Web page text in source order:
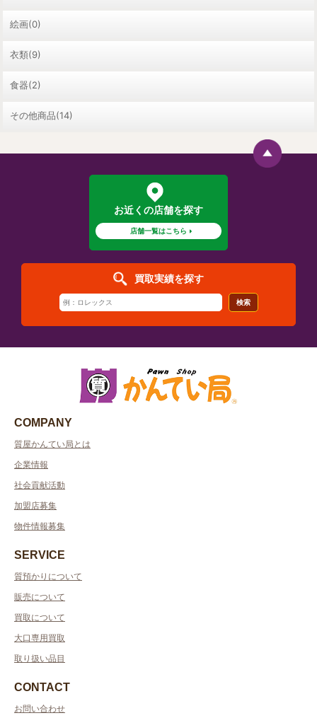
絵画(0)
衣類(9)
食器(2)
その他商品(14)
お近くの店舗を探す
店舗一覧はこちら
買取実績を探す
検索
COMPANY
質屋かんてい局とは
企業情報
社会貢献活動
加盟店募集
物件情報募集
SERVICE
質預かりについて
販売について
買取について
大口専用買取
取り扱い品目
CONTACT
お問い合わせ